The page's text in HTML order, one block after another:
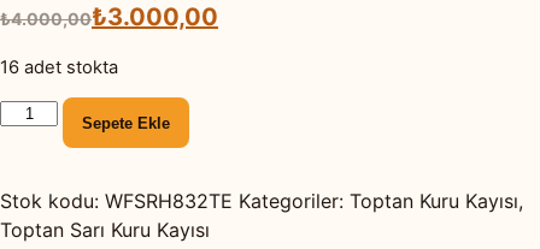
₺4.000,00
Orijinal
fiyat:
₺4.000,00.
₺3.000,00
Şu
andaki
₺3.000,00.
16 adet stokta
Toptan
Özel
Dizim
Sepete Ekle
Stok kodu: WFSRH832TE Kategoriler: Toptan Kuru Kayısı,
Toptan Sarı Kuru Kayısı